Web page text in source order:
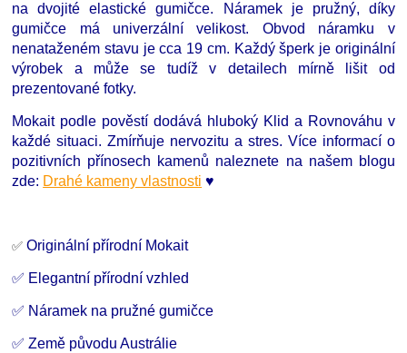
na dvojité elastické gumičce. Náramek je pružný, díky
gumičce má univerzální velikost. Obvod náramku v
nenataženém stavu je cca 19 cm. Každý šperk je originální
výrobek a může se tudíž v detailech mírně lišit od
prezentované fotky.
Mokait podle pověstí dodává hluboký Klid a Rovnováhu v
každé situaci. Zmírňuje nervozitu a stres. Více informací o
pozitivních přínosech kamenů naleznete na našem blogu
zde: Drahé kameny vlastnosti ♥
✅Originální přírodní Mokait
✅ Elegantní přírodní vzhled
✅ Náramek na pružné gumičce
✅ Země původu Austrálie